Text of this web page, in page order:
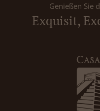
Genießen Sie
Exquisit,